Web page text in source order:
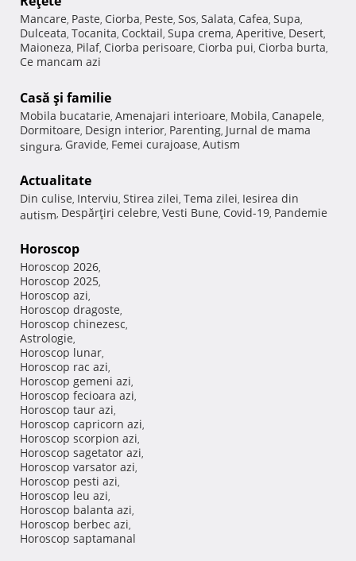
Mancare, Paste, Ciorba, Peste, Sos, Salata, Cafea, Supa,
Dulceata, Tocanita, Cocktail, Supa crema, Aperitive, Desert,
Maioneza, Pilaf, Ciorba perisoare, Ciorba pui, Ciorba burta,
Ce mancam azi
Casă şi familie
Mobila bucatarie, Amenajari interioare, Mobila, Canapele,
Dormitoare, Design interior, Parenting, Jurnal de mama
singura, Gravide, Femei curajoase, Autism
Actualitate
Din culise, Interviu, Stirea zilei, Tema zilei, Iesirea din
autism, Despărţiri celebre, Vesti Bune, Covid-19, Pandemie
Horoscop
Horoscop 2026,
Horoscop 2025,
Horoscop azi,
Horoscop dragoste,
Horoscop chinezesc,
Astrologie,
Horoscop lunar,
Horoscop rac azi,
Horoscop gemeni azi,
Horoscop fecioara azi,
Horoscop taur azi,
Horoscop capricorn azi,
Horoscop scorpion azi,
Horoscop sagetator azi,
Horoscop varsator azi,
Horoscop pesti azi,
Horoscop leu azi,
Horoscop balanta azi,
Horoscop berbec azi,
Horoscop saptamanal